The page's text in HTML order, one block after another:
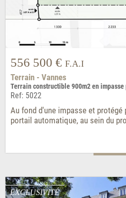
556 500 € F.A.I
Terrain - Vannes
Terrain constructible 900m2 en impasse
Ref: 5022
Au fond d'une impasse et protégé
portail automatique, au sein du
EXCLUSIVITÉ